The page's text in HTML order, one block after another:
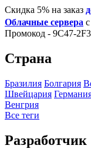
Скидка 5% на заказ
Облачные сервера
Промокод - 9C47-
Страна
Бразилия Болгария
Швейцария
Венгрия
Все теги
Разработчик